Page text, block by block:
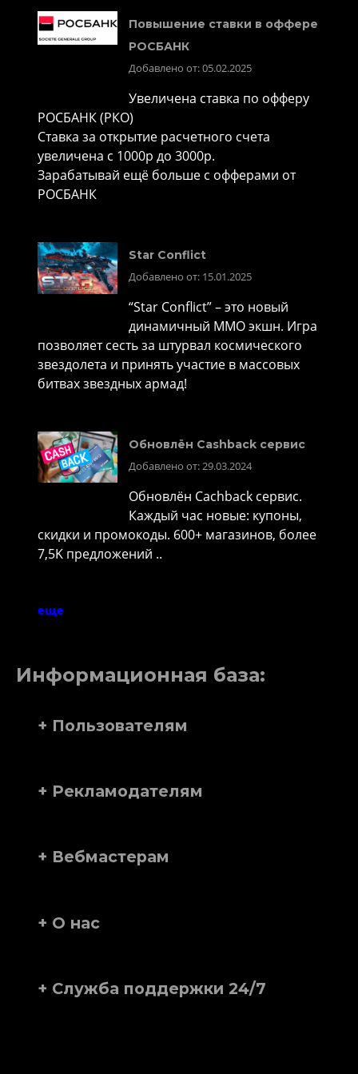
Повышение ставки в оффере
РОСБАНК
Добавлено от: 05.02.2025
Увеличена ставка по офферу
РОСБАНК (РКО)
Ставка за открытие расчетного счета
увеличена с 1000р до 3000р.
Зарабатывай ещё больше с офферами от
РОСБАНК
Star Conflict
Добавлено от: 15.01.2025
“Star Conflict” – это новый
динамичный MMO экшн. Игра
позволяет сесть за штурвал космического
звездолета и принять участие в массовых
битвах звездных армад!
Обновлён Cashback сервис
Добавлено от: 29.03.2024
Обновлён Cachback сервис.
Каждый час новые: купоны,
скидки и промокоды. 600+ магазинов, более
7,5K предложений ..
еще
Информационная база:
+ Пользователям
+ Рекламодателям
+ Вебмастерам
+ О нас
+ Служба поддержки 24/7